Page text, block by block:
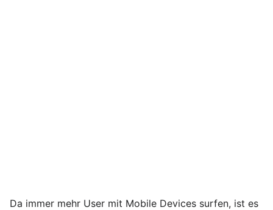
Da immer mehr User mit Mobile Devices surfen, ist es